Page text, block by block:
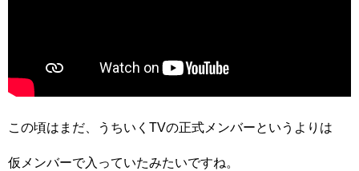
この頃はまだ、うちいくTVの正式メンバーというよりは
仮メンバーで入っていたみたいですね。